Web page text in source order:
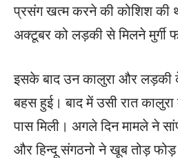
प्रसंग खत्म करने की कोशिश की
अक्टूबर को लड़की से मिलने मुर्गी
इसके बाद उन कालुरा और लड़की
बहस हुई। बाद में उसी रात
पास मिली। अगले दिन मामले ने
और हिन्दू संगठनो ने खूब तोड़